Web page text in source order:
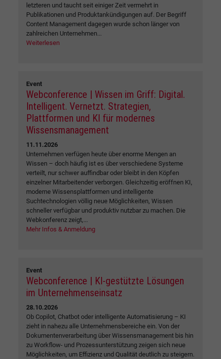
letzteren und taucht seit einiger Zeit vermehrt in
Publikationen und Produktankündigungen auf. Der Begriff
Content Management dagegen wurde schon länger von
zahlreichen Unternehmen...
Weiterlesen
Event
Webconference | Wissen im Griff: Digital.
Intelligent. Vernetzt. Strategien,
Plattformen und KI für modernes
Wissensmanagement
11.11.2026
Unternehmen verfügen heute über enorme Mengen an
Wissen – doch häufig ist es über verschiedene Systeme
verteilt, nur schwer auffindbar oder bleibt in den Köpfen
einzelner Mitarbeitender verborgen. Gleichzeitig eröffnen KI,
moderne Wissensplattformen und intelligente
Suchtechnologien völlig neue Möglichkeiten, Wissen
schneller verfügbar und produktiv nutzbar zu machen. Die
Webkonferenz zeigt,...
Mehr Infos & Anmeldung
Event
Webconference | KI-gestützte Lösungen
im Unternehmenseinsatz
28.10.2026
Ob Copilot, Chatbot oder intelligente Automatisierung – KI
zieht in nahezu alle Unternehmensbereiche ein. Von der
Dokumentenverarbeitung über Wissensmanagement bis hin
zu Workflow- und Prozessunterstützung zeigen sich neue
Möglichkeiten, um Effizienz und Qualität deutlich zu steigern.